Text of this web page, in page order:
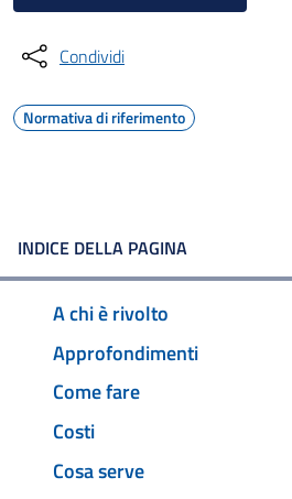
Condividi
Normativa di riferimento
INDICE DELLA PAGINA
A chi è rivolto
Approfondimenti
Come fare
Costi
Cosa serve